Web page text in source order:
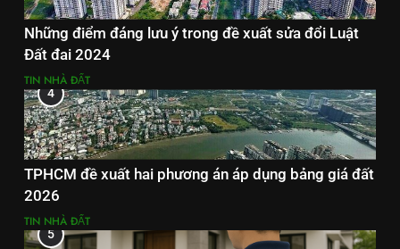
Những điểm đáng lưu ý trong đề xuất sửa đổi Luật
Đất đai 2024
TIN NHÀ ĐẤT
4
TPHCM đề xuất hai phương án áp dụng bảng giá đất
2026
TIN NHÀ ĐẤT
5